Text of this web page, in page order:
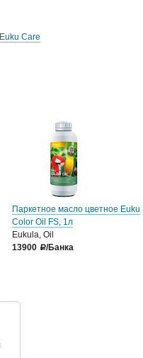
Care
Паркетное масло цветное Euku
Color Oil FS, 1л
Eukula, Oil
13900
a/Банка